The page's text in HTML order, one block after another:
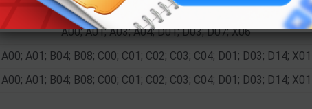
A00; A01; B04; B08; C00; C01; C02; C03; C04; D01; D03; D14; X01
A00; A01; A03; A04; D01; D03; D07; X06
A00; A01; B04; B08; C00; C01; C02; C03; C04; D01; D03; D14; X01
A00; A01; B04; B08; C00; C01; C02; C03; C04; D01; D03; D14; X01